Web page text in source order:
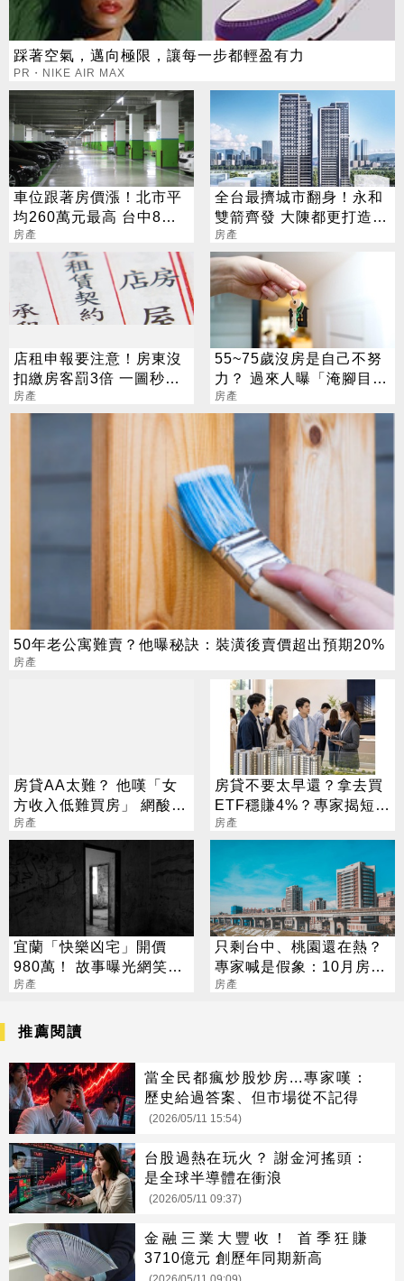
踩著空氣，邁向極限，讓每一步都輕盈有力
PR・NIKE AIR MAX
車位跟著房價漲！北市平
均260萬元最高 台中8年
漲5成最多
房產
全台最擠城市翻身！永和
雙箭齊發 大陳都更打造水
岸新門戶
房產
店租申報要注意！房東沒
扣繳房客罰3倍 一圖秒懂
稅務怎麼算
房產
55~75歲沒房是自己不努
力？ 過來人曝「淹腳目時
代」：工人薪8萬、新北
房價300萬
房產
50年老公寓難賣？他曝秘訣：裝潢後賣價超出預期20%
房產
房貸AA太難？ 他嘆「女
方收入低難買房」 網酸：
高薪也不會選你
房產
房貸不要太早還？拿去買
ETF穩賺4%？專家揭短影
音沒說完的真相
房產
宜蘭「快樂凶宅」開價
980萬！ 故事曝光網笑：
很Chill
房產
只剩台中、桃園還在熱？
專家喊是假象：10月房市
不太妙
房產
推薦閱讀
當全民都瘋炒股炒房...專家嘆：
歷史給過答案、但市場從不記得
(2026/05/11 15:54)
台股過熱在玩火？ 謝金河搖頭：
是全球半導體在衝浪
(2026/05/11 09:37)
金融三業大豐收！ 首季狂賺
3710億元 創歷年同期新高